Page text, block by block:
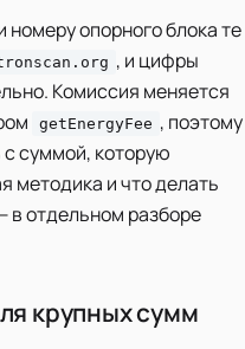
опорного блока те
, и цифры
Комиссия меняется
getEnergyFee , поэтому
суммой, которую
методика и что делать
в отдельном разборе
крупных сумм